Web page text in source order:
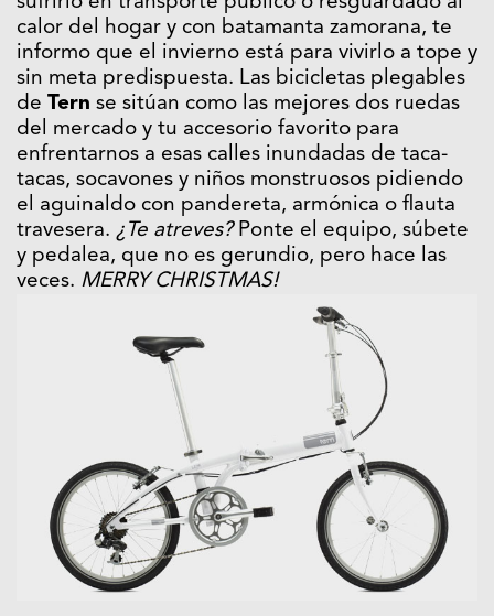
calor del hogar y con batamanta zamorana, te
informo que el invierno está para vivirlo a tope y
sin meta predispuesta. Las bicicletas plegables
de Tern se sitúan como las mejores dos ruedas
del mercado y tu accesorio favorito para
enfrentarnos a esas calles inundadas de taca-
tacas, socavones y niños monstruosos pidiendo
el aguinaldo con pandereta, armónica o flauta
travesera. ¿Te atreves?Ponte el equipo, súbete
y pedalea, que no es gerundio, pero hace las
veces. MERRY CHRISTMAS!